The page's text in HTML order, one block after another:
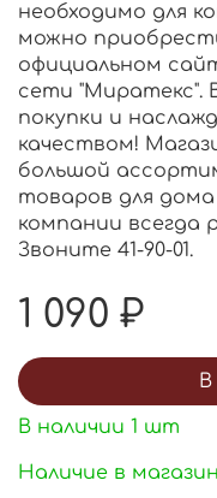
необходимо для
можно
официальном
сети "Миратекс".
покупки и
качеством!
большой
товаров для
компании всегда
Звоните 41-90-01.
1 090 ₽
В
В наличии 1 шт
Наличие в